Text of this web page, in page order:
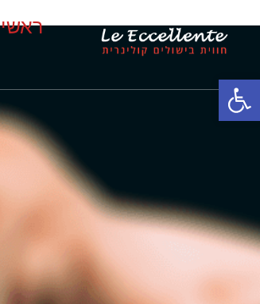
פתח סרגל נגישות
ראשי